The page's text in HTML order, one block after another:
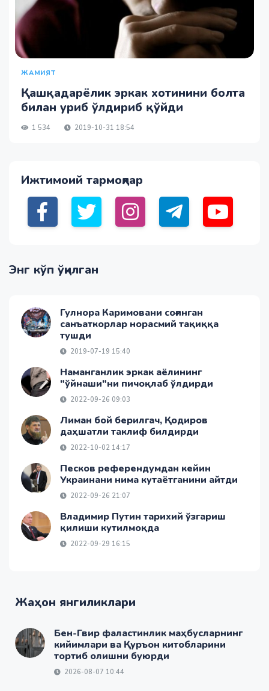
ЖАМИЯТ
Қашқадарёлик эркак хотинини болта
билан уриб ўлдириб қўйди
1 534 2019-10-31 18:54
Ижтимоий тармоқлар
Энг кўп ўқилган
Гулнора Каримовани соғинган
санъаткорлар норасмий тақиққа
тушди
2019-07-19 15:40
Наманганлик эркак аёлининг
"ўйнаши"ни пичоқлаб ўлдирди
2022-09-26 09:03
Лиман бой берилгач, Қодиров
даҳшатли таклиф билдирди
2022-10-02 14:17
Песков референдумдан кейин
Украинани нима кутаётганини айтди
2022-09-26 21:07
Владимир Путин тарихий ўзгариш
қилиши кутилмоқда
2022-09-29 16:15
Жаҳон янгиликлари
Бен-Гвир фаластинлик маҳбусларнинг
кийимлари ва Қуръон китобларини
тортиб олишни буюрди
2026-08-07 10:44